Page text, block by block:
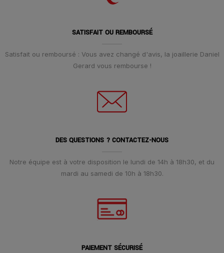
SATISFAIT OU REMBOURSÉ
Satisfait ou remboursé : Vous avez changé d'avis, la joaillerie Daniel
Gerard vous rembourse !
DES QUESTIONS ? CONTACTEZ-NOUS
Notre équipe est à votre disposition le lundi de 14h à 18h30, et du
mardi au samedi de 10h à 18h30.
PAIEMENT SÉCURISÉ